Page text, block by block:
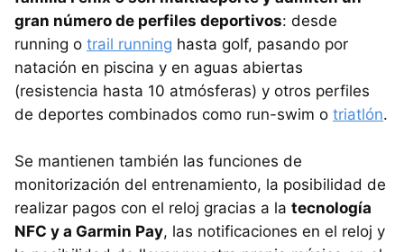
gran número de perfiles deportivos: desde
running o trail running hasta golf, pasando por
natación en piscina y en aguas abiertas
(resistencia hasta 10 atmósferas) y otros perfiles
de deportes combinados como run-swim o triatlón.
Se mantienen también las funciones de
monitorización del entrenamiento, la posibilidad de
realizar pagos con el reloj gracias a la tecnología
NFC y a Garmin Pay, las notificaciones en el reloj y